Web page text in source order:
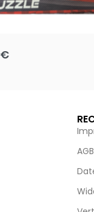
€
AGB